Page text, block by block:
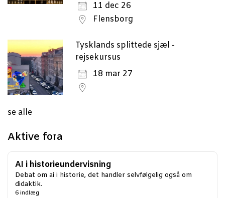
11 dec 26
Flensborg
Tysklands splittede sjæl -
rejsekursus
18 mar 27
se alle
Aktive fora
AI i historieundervisning
Debat om ai i historie, det handler selvfølgelig også om
didaktik.
6 indlæg